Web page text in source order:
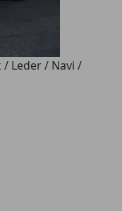
/ Leder / Navi /